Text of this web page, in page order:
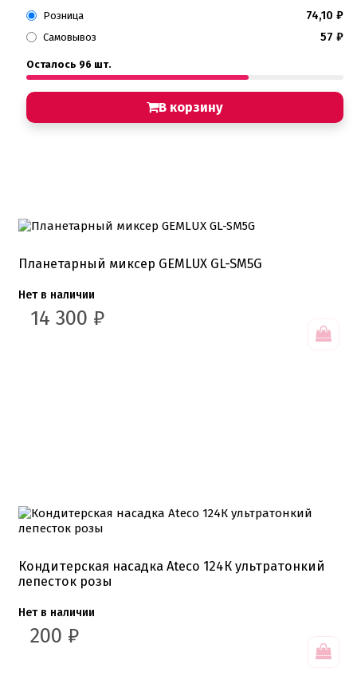
Розница 74,10 ₽
Самовывоз 57 ₽
Осталось 96 шт.
В корзину
Планетарный миксер GEMLUX GL-SM5G
Нет в наличии
14 300 ₽
Кондитерская насадка Ateco 124К ультратонкий
лепесток розы
Нет в наличии
200 ₽